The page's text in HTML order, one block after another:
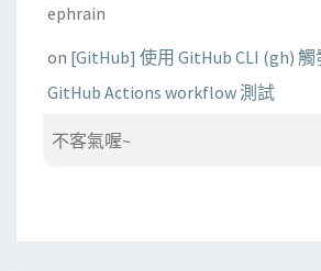
ephrain
on [GitHub] 使用 GitHub CLI (gh) 觸
GitHub Actions workflow 測試
不客氣喔~